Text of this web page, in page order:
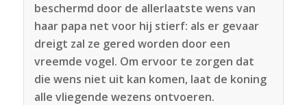
beschermd door de allerlaatste wens van
haar papa net voor hij stierf: als er gevaar
dreigt zal ze gered worden door een
vreemde vogel. Om ervoor te zorgen dat
die wens niet uit kan komen, laat de koning
alle vliegende wezens ontvoeren.